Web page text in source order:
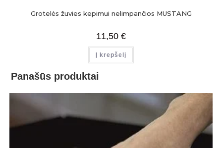
Grotelės žuvies kepimui nelimpančios MUSTANG
11,50 €
Į krepšelį
Panašūs produktai